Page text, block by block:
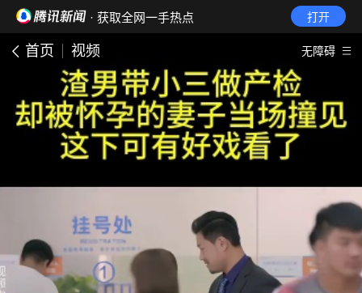
· 获取全网一手热点 打开
首页 视频 无障碍